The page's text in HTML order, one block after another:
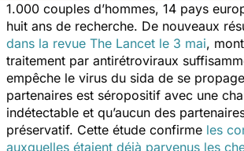
1.000 couples d’hommes, 14 pays
huit ans de recherche. De nouveaux
dans la revue The Lancet le 3 mai,
traitement par antirétroviraux
empêche le virus du sida de se
partenaires est séropositif avec une
indétectable et qu’aucun des
préservatif. Cette étude confirme les
auxquelles étaient déjà parvenus les